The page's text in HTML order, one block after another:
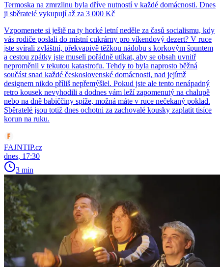
Termoska na zmrzlinu byla dříve nutností v každé domácnosti. Dnes
ji sběratelé vykupují až za 3 000 Kč
Vzpomenete si ještě na ty horké letní neděle za časů socialismu, kdy
vás rodiče poslali do místní cukrárny pro víkendový dezert? V ruce
jste svírali zvláštní, překvapivě těžkou nádobu s korkovým špuntem
a cestou zpátky jste museli pořádně utíkat, aby se obsah uvnitř
neproměnil v tekutou katastrofu. Tehdy to byla naprosto běžná
součást snad každé československé domácnosti, nad jejímž
designem nikdo příliš nepřemýšlel. Pokud jste ale tento nenápadný
retro kousek nevyhodili a dodnes vám leží zapomenutý na chalupě
nebo na dně babiččiny spíže, možná máte v ruce nečekaný poklad.
Sběratelé jsou totiž dnes ochotni za zachovalé kousky zaplatit tisíce
korun na ruku.
FAJNTIP.cz
dnes, 17:30
3 min